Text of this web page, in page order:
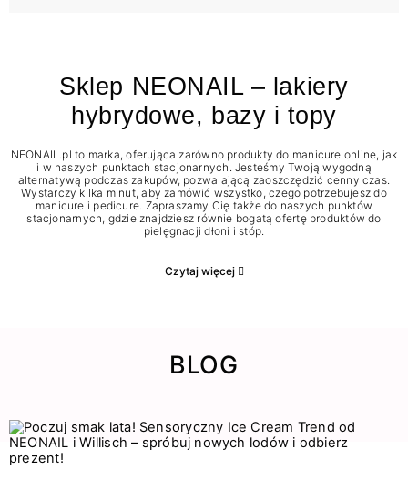
Sklep NEONAIL – lakiery
hybrydowe, bazy i topy
NEONAIL.pl to marka, oferująca zarówno produkty do manicure online, jak
i w naszych punktach stacjonarnych. Jesteśmy Twoją wygodną
alternatywą podczas zakupów, pozwalającą zaoszczędzić cenny czas.
Wystarczy kilka minut, aby zamówić wszystko, czego potrzebujesz do
manicure i pedicure. Zapraszamy Cię także do naszych punktów
stacjonarnych, gdzie znajdziesz równie bogatą ofertę produktów do
pielęgnacji dłoni i stóp.
Czytaj więcej
BLOG